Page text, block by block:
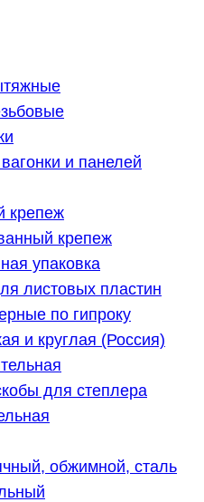
и панелей
крепеж
крепеж
упаковка
листовых пластин
по гипроку
и круглая (Россия)
для степлера
обжимной, сталь